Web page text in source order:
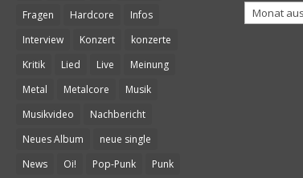
Fragen
Hardcore
Infos
Interview
Konzert
konzerte
Kritik
Lied Live
Meinung
Metal
Metalcore
Musik
Musikvideo
Nachbericht
Neues Album
neue single
News
Oi! Pop-Punk
Punk
Archiv